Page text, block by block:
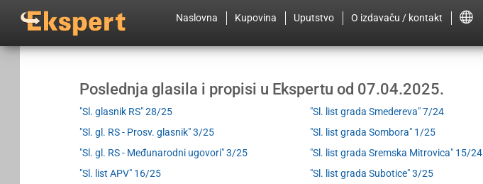
Naslovna Kupovina Uputstvo O izdavaču / kontakt
Poslednja glasila i propisi u Ekspertu od 07.04.2025.
"Sl. glasnik RS" 28/25
"Sl. gl. RS - Prosv. glasnik" 3/25
"Sl. gl. RS - Međunarodni ugovori" 3/25
"Sl. list APV" 16/25
"Sl. list grada Smedereva" 7/24
"Sl. list grada Sombora" 1/25
"Sl. list grada Sremska Mitrovica" 15/24
"Sl. list grada Subotice" 3/25